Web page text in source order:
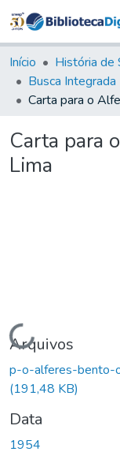
Início História de
Busca Integrada
Carta para
Lima
Carregando...
Arquivos
p-o-alferes-bento-
(191,48 KB)
Data
1954